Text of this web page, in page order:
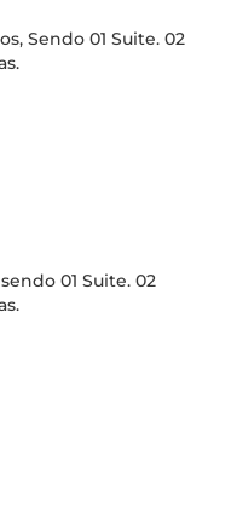
Sendo 01 Suite. 02
01 Suite. 02